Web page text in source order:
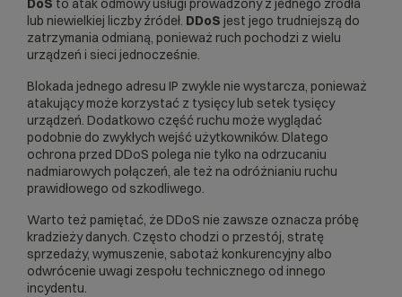
DoS to atak odmowy usługi prowadzony z jednego źródła
lub niewielkiej liczby źródeł. DDoS jest jego trudniejszą do
zatrzymania odmianą, ponieważ ruch pochodzi z wielu
urządzeń i sieci jednocześnie.
Blokada jednego adresu IP zwykle nie wystarcza, ponieważ
atakujący może korzystać z tysięcy lub setek tysięcy
urządzeń. Dodatkowo część ruchu może wyglądać
podobnie do zwykłych wejść użytkowników. Dlatego
ochrona przed DDoS polega nie tylko na odrzucaniu
nadmiarowych połączeń, ale też na odróżnianiu ruchu
prawidłowego od szkodliwego.
Warto też pamiętać, że DDoS nie zawsze oznacza próbę
kradzieży danych. Często chodzi o przestój, stratę
sprzedaży, wymuszenie, sabotaż konkurencyjny albo
odwrócenie uwagi zespołu technicznego od innego
incydentu.